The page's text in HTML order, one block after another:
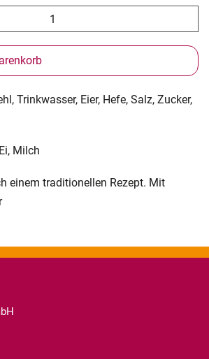
Trinkwasser, Eier, Hefe, Salz, Zucker,
Milch
einem traditionellen Rezept. Mit